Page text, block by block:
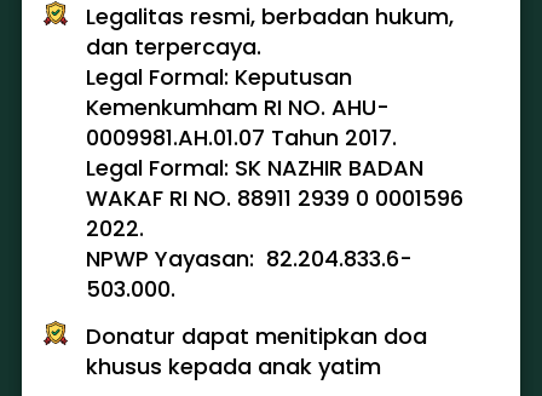
Legalitas resmi, berbadan hukum,
dan terpercaya.
Legal Formal: Keputusan
Kemenkumham RI NO. AHU-
0009981.AH.01.07 Tahun 2017.
Legal Formal: SK NAZHIR BADAN
WAKAF RI NO. 88911 2939 0 0001596
2022.
NPWP Yayasan:  82.204.833.6-
503.000.
Donatur dapat menitipkan doa
khusus kepada anak yatim